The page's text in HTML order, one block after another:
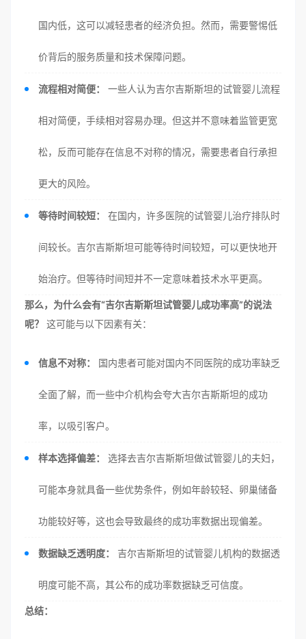
国内低，这可以减轻患者的经济负担。然而，需要警惕低
价背后的服务质量和技术保障问题。
流程相对简便： 一些人认为吉尔吉斯斯坦的试管婴儿流程
相对简便，手续相对容易办理。但这并不意味着监管更宽
松，反而可能存在信息不对称的情况，需要患者自行承担
更大的风险。
等待时间较短： 在国内，许多医院的试管婴儿治疗排队时
间较长。吉尔吉斯斯坦可能等待时间较短，可以更快地开
始治疗。但等待时间短并不一定意味着技术水平更高。
那么，为什么会有“吉尔吉斯斯坦试管婴儿成功率高”的说法
呢？
这可能与以下因素有关：
信息不对称： 国内患者可能对国内不同医院的成功率缺乏
全面了解，而一些中介机构会夸大吉尔吉斯斯坦的成功
率，以吸引客户。
样本选择偏差： 选择去吉尔吉斯斯坦做试管婴儿的夫妇，
可能本身就具备一些优势条件，例如年龄较轻、卵巢储备
功能较好等，这也会导致最终的成功率数据出现偏差。
数据缺乏透明度： 吉尔吉斯斯坦的试管婴儿机构的数据透
明度可能不高，其公布的成功率数据缺乏可信度。
总结：